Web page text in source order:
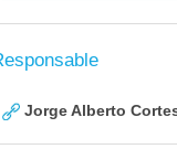
Jorge Alberto